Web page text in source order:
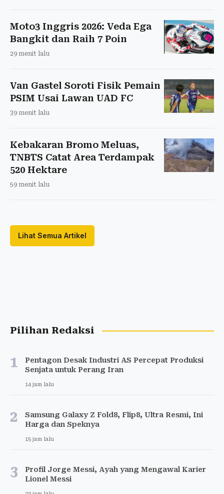
Moto3 Inggris 2026: Veda Ega
Bangkit dan Raih 7 Poin
29 menit lalu
Van Gastel Soroti Fisik Pemain
PSIM Usai Lawan UAD FC
39 menit lalu
Kebakaran Bromo Meluas,
TNBTS Catat Area Terdampak
520 Hektare
59 menit lalu
Lihat Semua Artikel
Pilihan Redaksi
1
Pentagon Desak Industri AS Percepat Produksi
Senjata untuk Perang Iran
14 jam lalu
2
Samsung Galaxy Z Fold8, Flip8, Ultra Resmi, Ini
Harga dan Speknya
15 jam lalu
3
Profil Jorge Messi, Ayah yang Mengawal Karier
Lionel Messi